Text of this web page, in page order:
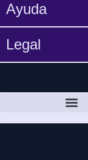
Ayuda
Legal